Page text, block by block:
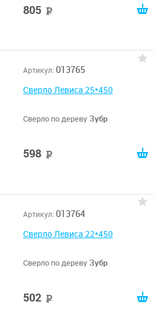
805
Артикул: 013765
Сверло Левиса 25*450
Сверло по дереву Зубр
598
Артикул: 013764
Сверло Левиса 22*450
Сверло по дереву Зубр
502